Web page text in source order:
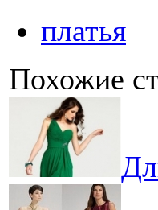
платья
Похожие